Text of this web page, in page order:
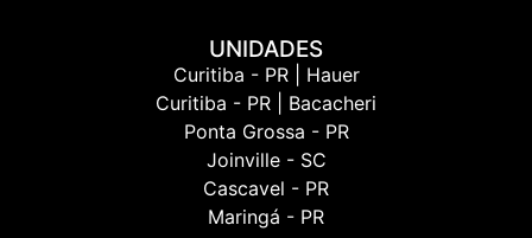
UNIDADES
Curitiba - PR | Hauer
Curitiba - PR | Bacacheri
Ponta Grossa - PR
Joinville - SC
Cascavel - PR
Maringá - PR